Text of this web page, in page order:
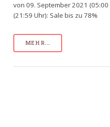
von 09. September 2021
(21:59 Uhr): Sale bis zu 78%
MEHR...